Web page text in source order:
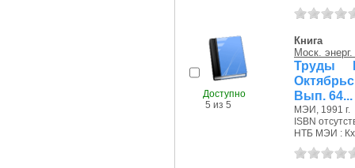
Доступно
5 из 5
Книга
Моск.
Труды
Вып. 64...
МЭИ, 1991 г.
ISBN
НТБ МЭИ : Кх